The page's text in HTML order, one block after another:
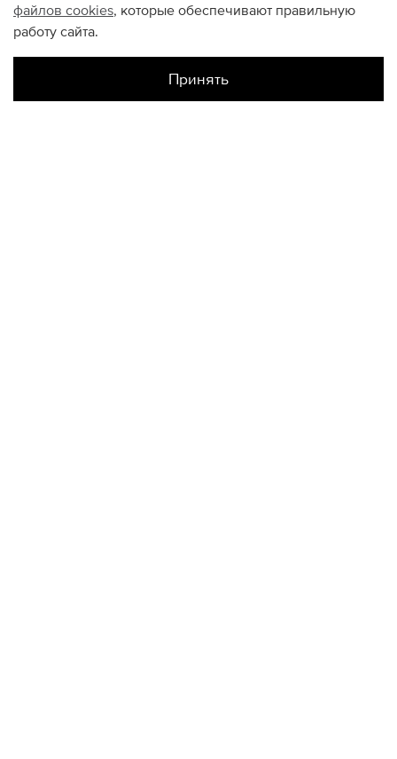
файлов cookies, которые обеспечивают правильную
работу сайта.
Принять